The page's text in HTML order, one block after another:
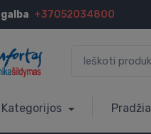
+37052034800
Kategorijos Pradžia